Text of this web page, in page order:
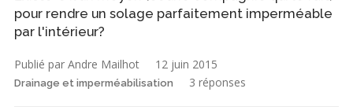
pour rendre un solage parfaitement imperméable
par l'intérieur?
Publié par Andre Mailhot 12 juin 2015
Drainage et imperméabilisation 3 réponses